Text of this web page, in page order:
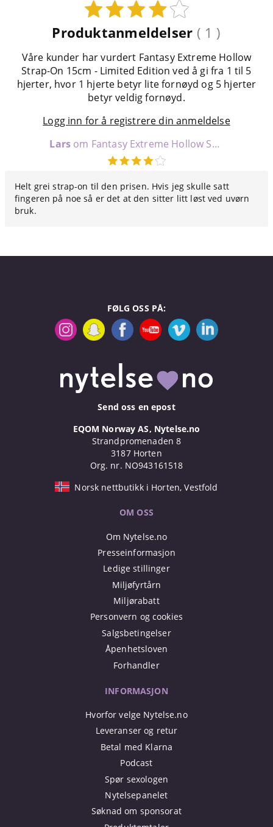
Produktanmeldelser ( 1 )
Våre kunder har vurdert Fantasy Extreme Hollow
Strap-On 15cm - Limited Edition ved å gi fra 1 til 5
hjerter, hvor 1 hjerte betyr lite fornøyd og 5 hjerter
betyr veldig fornøyd.
Logg inn for å registrere din anmeldelse
Lars om Fantasy Extreme Hollow Strap-On 15cm - Limited Edition
Helt grei strap-on til den prisen. Hvis jeg skulle satt
fingeren på noe så er det at den sitter litt løst ved uvørn
bruk.
FØLG OSS PÅ:
Send oss en epost
EQOM Norway AS, Nytelse.no
Strandpromenaden 8
3187 Horten
Org. nr. NO943161518
Norsk nettbutikk i Horten, Vestfold
OM OSS
Om Nytelse.no
Presseinformasjon
Ledige stillinger
Miljøfyrtårn
Miljørabatt
Personvern og cookies
Salgsbetingelser
Åpenhetsloven
Forhandler
INFORMASJON
Hvorfor velge Nytelse.no
Leveranser og retur
Betal med Klarna
Podcast
Spør sexologen
Nytelsepanelet
Søknad om sponsorat